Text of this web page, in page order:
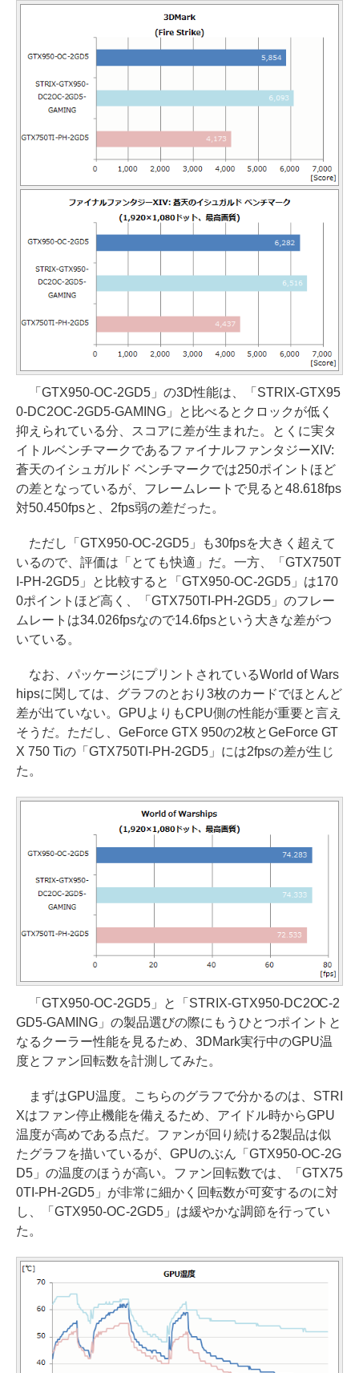
「GTX950-OC-2GD5」の3D性能は、「STRIX-GTX95
0-DC2OC-2GD5-GAMING」と比べるとクロックが低く
抑えられている分、スコアに差が生まれた。とくに実タ
イトルベンチマークであるファイナルファンタジーXIV:
蒼天のイシュガルド ベンチマークでは250ポイントほど
の差となっているが、フレームレートで見ると48.618fps
対50.450fpsと、2fps弱の差だった。
ただし「GTX950-OC-2GD5」も30fpsを大きく超えて
いるので、評価は「とても快適」だ。一方、「GTX750T
I-PH-2GD5」と比較すると「GTX950-OC-2GD5」は170
0ポイントほど高く、「GTX750TI-PH-2GD5」のフレー
ムレートは34.026fpsなので14.6fpsという大きな差がつ
いている。
なお、パッケージにプリントされているWorld of Wars
hipsに関しては、グラフのとおり3枚のカードでほとんど
差が出ていない。GPUよりもCPU側の性能が重要と言え
そうだ。ただし、GeForce GTX 950の2枚とGeForce GT
X 750 Tiの「GTX750TI-PH-2GD5」には2fpsの差が生じ
た。
「GTX950-OC-2GD5」と「STRIX-GTX950-DC2OC-2
GD5-GAMING」の製品選びの際にもうひとつポイントと
なるクーラー性能を見るため、3DMark実行中のGPU温
度とファン回転数を計測してみた。
まずはGPU温度。こちらのグラフで分かるのは、STRI
Xはファン停止機能を備えるため、アイドル時からGPU
温度が高めである点だ。ファンが回り続ける2製品は似
たグラフを描いているが、GPUのぶん「GTX950-OC-2G
D5」の温度のほうが高い。ファン回転数では、「GTX75
0TI-PH-2GD5」が非常に細かく回転数が可変するのに対
し、「GTX950-OC-2GD5」は緩やかな調節を行ってい
た。